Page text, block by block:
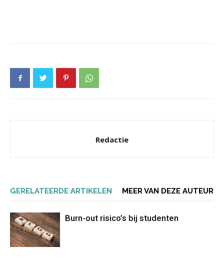
Redactie
GERELATEERDE ARTIKELEN MEER VAN DEZE AUTEUR
Burn-out risico’s bij studenten